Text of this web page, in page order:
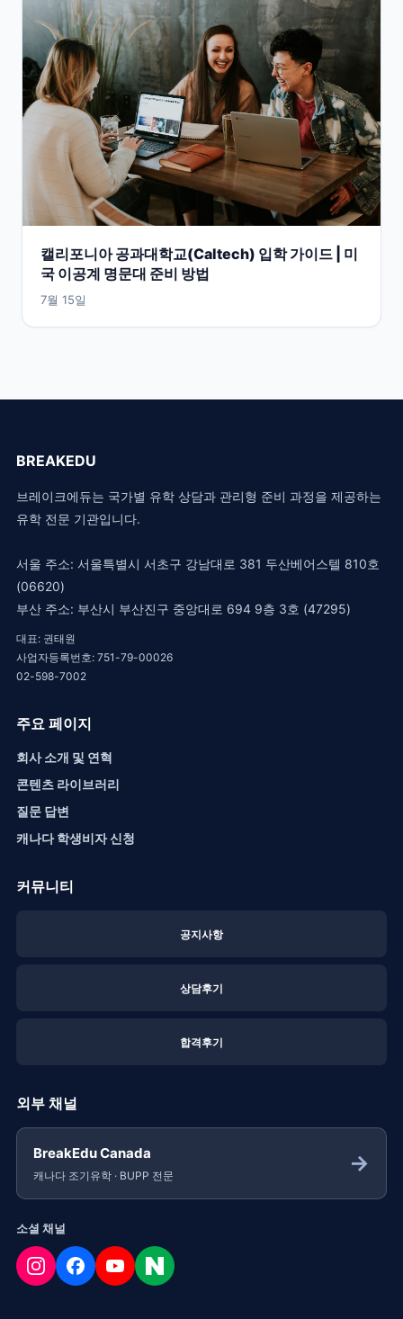
캘리포니아 공과대학교(Caltech) 입학 가이드 | 미
국 이공계 명문대 준비 방법
7월 15일
BREAKEDU
브레이크에듀는 국가별 유학 상담과 관리형 준비 과정을 제공하는
유학 전문 기관입니다.
서울 주소: 서울특별시 서초구 강남대로 381 두산베어스텔 810호
(06620)
부산 주소: 부산시 부산진구 중앙대로 694 9층 3호 (47295)
대표: 권태원
사업자등록번호: 751-79-00026
02-598-7002
주요 페이지
회사 소개 및 연혁
콘텐츠 라이브러리
질문 답변
캐나다 학생비자 신청
커뮤니티
공지사항
상담후기
합격후기
외부 채널
BreakEdu Canada
캐나다 조기유학 · BUPP 전문 →
소셜 채널